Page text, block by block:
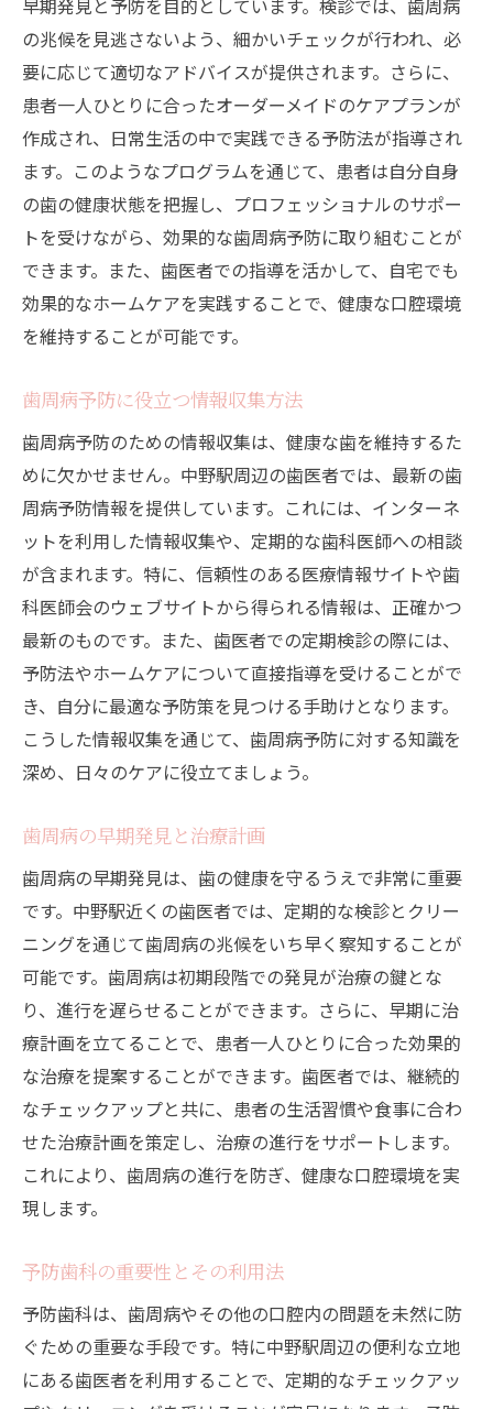
早期発見と予防を目的としています。検診では、歯周病
の兆候を見逃さないよう、細かいチェックが行われ、必
要に応じて適切なアドバイスが提供されます。さらに、
患者一人ひとりに合ったオーダーメイドのケアプランが
作成され、日常生活の中で実践できる予防法が指導され
ます。このようなプログラムを通じて、患者は自分自身
の歯の健康状態を把握し、プロフェッショナルのサポー
トを受けながら、効果的な歯周病予防に取り組むことが
できます。また、歯医者での指導を活かして、自宅でも
効果的なホームケアを実践することで、健康な口腔環境
を維持することが可能です。
歯周病予防に役立つ情報収集方法
歯周病予防のための情報収集は、健康な歯を維持するた
めに欠かせません。中野駅周辺の歯医者では、最新の歯
周病予防情報を提供しています。これには、インターネ
ットを利用した情報収集や、定期的な歯科医師への相談
が含まれます。特に、信頼性のある医療情報サイトや歯
科医師会のウェブサイトから得られる情報は、正確かつ
最新のものです。また、歯医者での定期検診の際には、
予防法やホームケアについて直接指導を受けることがで
き、自分に最適な予防策を見つける手助けとなります。
こうした情報収集を通じて、歯周病予防に対する知識を
深め、日々のケアに役立てましょう。
歯周病の早期発見と治療計画
歯周病の早期発見は、歯の健康を守るうえで非常に重要
です。中野駅近くの歯医者では、定期的な検診とクリー
ニングを通じて歯周病の兆候をいち早く察知することが
可能です。歯周病は初期段階での発見が治療の鍵とな
り、進行を遅らせることができます。さらに、早期に治
療計画を立てることで、患者一人ひとりに合った効果的
な治療を提案することができます。歯医者では、継続的
なチェックアップと共に、患者の生活習慣や食事に合わ
せた治療計画を策定し、治療の進行をサポートします。
これにより、歯周病の進行を防ぎ、健康な口腔環境を実
現します。
予防歯科の重要性とその利用法
予防歯科は、歯周病やその他の口腔内の問題を未然に防
ぐための重要な手段です。特に中野駅周辺の便利な立地
にある歯医者を利用することで、定期的なチェックアッ